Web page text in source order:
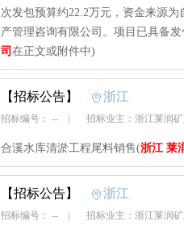
次发包预算约22.2万元，资金来源
产管理咨询有限公司。项目已具备
司 在正文或附件中)
【招标公告】 浙江
招标编号： -- 招标业主：浙江莱润
合溪水库清淤工程尾料销售(浙江 莱
【招标公告】 浙江
招标编号： -- 招标业主：浙江莱润